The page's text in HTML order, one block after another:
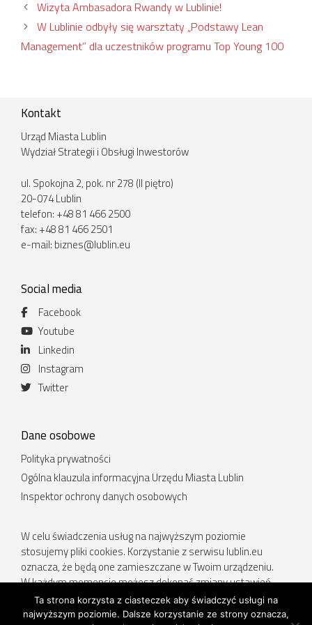
Wizyta Ambasadora Rwandy w Lublinie!
W Lublinie odbyły się warsztaty „Podstawy Lean
Management” dla uczestników programu Top Young 100
Kontakt
Urząd Miasta Lublin
Wydział Strategii i Obsługi Inwestorów
ul. Spokojna 2, pok. nr 278 (II piętro)
20-074 Lublin
telefon: +48 81 466 2500
fax: +48 81 466 2501
e-mail: biznes@lublin.eu
Social media
Facebook
Youtube
Linkedin
Instagram
Twitter
Dane osobowe
Polityka prywatności
Ogólna klauzula informacyjna Urzędu Miasta Lublin
Inspektor ochrony danych osobowych
W celu świadczenia usług na najwyższym poziomie
stosujemy pliki cookies. Korzystanie z serwisu lublin.eu
oznacza, że będą one zamieszczane w Twoim urządzeniu.
W każdym momencie możesz dokonać zmiany ustawień
Twojej przeglądarki. Więcej informacji w Polityce prywatności.
Ta strona korzysta z ciasteczek aby świadczyć usługi na
najwyższym poziomie. Dalsze korzystanie ze strony oznacza,